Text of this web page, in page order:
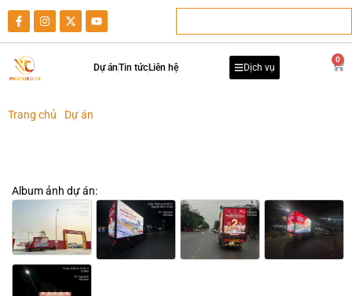
Dự ánTin tức Liên hệ Dịch vụ
0
Trang chủ Dự án
Album ảnh dự án: